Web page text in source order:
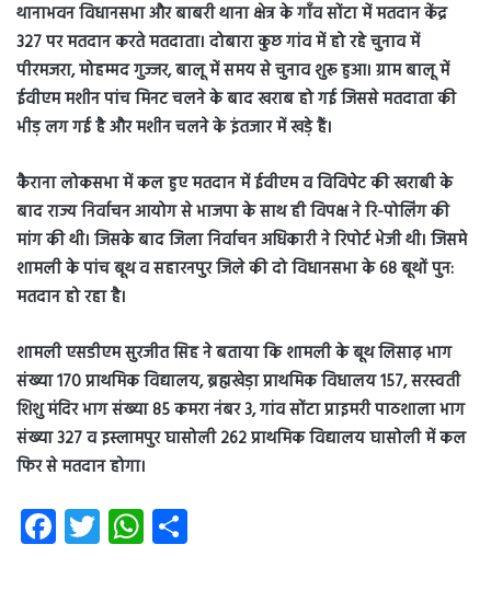
थानाभवन विधानसभा और बाबरी थाना क्षेत्र के गाँव सोंटा में मतदान केंद्र
327 पर मतदान करते मतदाता। दोबारा कुछ गांव में हो रहे चुनाव में
पीरमजरा, मोहम्मद गुज्जर, बालू में समय से चुनाव शुरू हुआ। ग्राम बालू में
ईवीएम मशीन पांच मिनट चलने के बाद खराब हो गई जिससे मतदाता की
भीड़ लग गई है और मशीन चलने के इंतजार में खड़े हैं।
कैराना लोकसभा में कल हुए मतदान में ईवीएम व विविपेट की खराबी के
बाद राज्य निर्वाचन आयोग से भाजपा के साथ ही विपक्ष ने रि-पोलिंग की
मांग की थी। जिसके बाद जिला निर्वाचन अधिकारी ने रिपोर्ट भेजी थी। जिसमे
शामली के पांच बूथ व सहारनपुर जिले की दो विधानसभा के 68 बूथों पुन:
मतदान हो रहा है।
शामली एसडीएम सुरजीत सिह ने बताया कि शामली के बूथ लिसाढ़ भाग
संख्या 170 प्राथमिक विद्यालय, ब्रह्मखेड़ा प्राथमिक विधालय 157, सरस्वती
शिशु मंदिर भाग संख्या 85 कमरा नंबर 3, गांव सोंटा प्राइमरी पाठशाला भाग
संख्या 327 व इस्लामपुर घासोली 262 प्राथमिक विद्यालय घासोली में कल
फिर से मतदान होगा।
Fa
ce
T
wi
W
ha